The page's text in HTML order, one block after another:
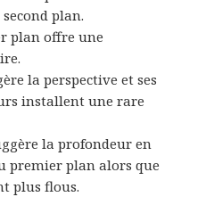
plan.
plan offre une
la perspective et ses
installent une rare
la profondeur en
premier plan alors que
plus flous.